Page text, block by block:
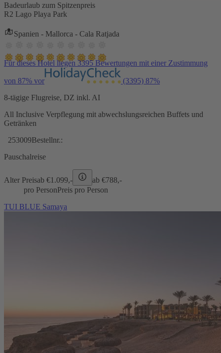
Badeurlaub zum Spitzenpreis
R2 Lago Playa Park
Spanien - Mallorca - Cala Ratjada
Für dieses Hotel liegen 3395 Bewertungen mit einer Zustimmung
von 87% vor (3395) 87%
8-tägige Flugreise, DZ inkl. AI
All Inclusive Verpflegung mit abwechslungsreichen Buffets und
Getränken
253009Bestellnr.:
Pauschalreise
Alter Preisab €1.099,- ab €788,-
pro PersonPreis pro Person
TUI BLUE Samaya